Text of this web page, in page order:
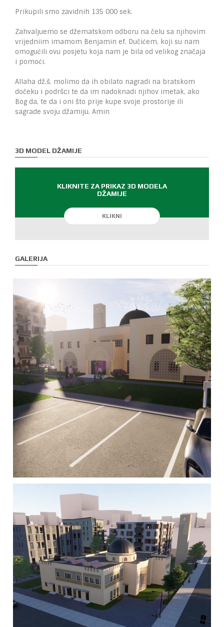
Prikupili smo zavidnih 135 000 sek.
Zahvaljuemo se džematskom odboru na čelu sa njihovim
vrijedniim imamom Benjamin ef. Dučićem, koji su nam
omogućili ovu posjetu koja nam je bila od velikog značaja
i pomoći.
Allaha dž.š. molimo da ih obilato nagradi na bratskom
dočeku i podršci te da im nadoknadi njihov imetak, ako
Bog da, te da i oni što prije kupe svoje prostorije ili
sagrade svoju džamiju. Amin
3D MODEL DŽAMIJE
KLIKNITE ZA PRIKAZ 3D MODELA
DŽAMIJE
GALERIJA